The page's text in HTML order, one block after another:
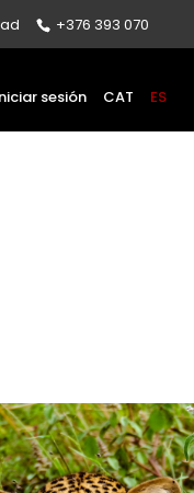
+376 393 070
sesión CAT ES